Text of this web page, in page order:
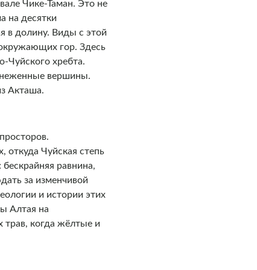
Чике-Таман. Это не
на десятки
в долину. Виды с этой
гор. Здесь
Чуйского хребта.
вершины.
Акташа.
Чуйская степь
равнина,
за изменчивой
и истории этих
Алтая на
трав, когда жёлтые и